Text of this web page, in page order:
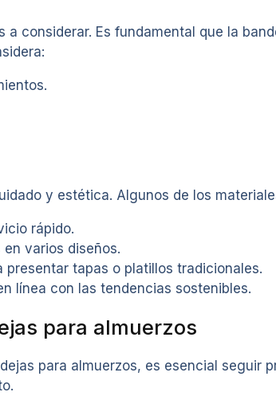
considerar. Es fundamental que la
y estética. Algunos de los
rápido.
varios diseños.
tapas o platillos tradicionales.
línea con las tendencias sostenibles.
para almuerzos
para almuerzos, es esencial seguir